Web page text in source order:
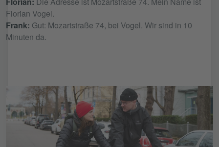
Florian Vogel.
Frank: Gut: Mozartstraße 74, bei Vogel. Wir sind in 10
Minuten da.